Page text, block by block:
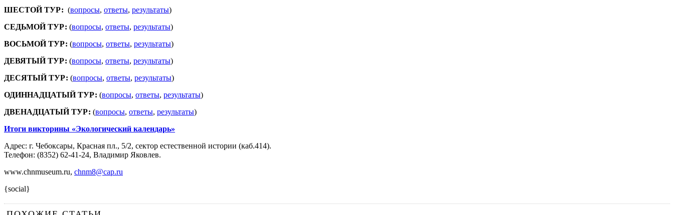
ШЕСТОЙ ТУР: (вопросы, ответы, результаты)
СЕДЬМОЙ ТУР: (вопросы, ответы, результаты)
ВОСЬМОЙ ТУР: (вопросы, ответы, результаты)
ДЕВЯТЫЙ ТУР: (вопросы, ответы, результаты)
ДЕСЯТЫЙ ТУР: (вопросы, ответы, результаты)
ОДИННАДЦАТЫЙ ТУР: (вопросы, ответы, результаты)
ДВЕНАДЦАТЫЙ ТУР: (вопросы, ответы, результаты)
Итоги викторины «Экологический календарь»
Адрес: г. Чебоксары, Красная пл., 5/2, сектор естественной истории (каб.414).
Телефон: (8352) 62-41-24, Владимир Яковлев.
www.chnmuseum.ru, chnm8@cap.ru
{social}